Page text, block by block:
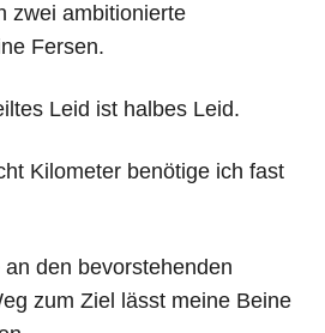
zwei ambitionierte
Fersen.
Leid ist halbes Leid.
Kilometer benötige ich fast
den bevorstehenden
zum Ziel lässt meine Beine